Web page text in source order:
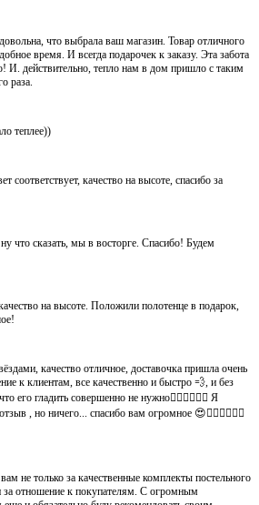
что выбрала ваш магазин. Товар отличного
время. И всегда подарочек к заказу. Эта забота
И. действительно, тепло нам в дом пришло с таким
раза.
теплее))
соответствует, качество на высоте, спасибо за
что сказать, мы в восторге. Спасибо! Будем
на высоте. Положили полотенце в подарок,
качество отличное, доставочка пришла очень
к клиентам, все качественно и быстро 💨, и без
его гладить совершенно не нужно👍🏻👍🏻🙈😄 Я
, но ничего... спасибо вам огромное 😍👍🏻👍🏻👏🏻
не только за качественные комплекты постельного
за отношение к покупателям. С огромным